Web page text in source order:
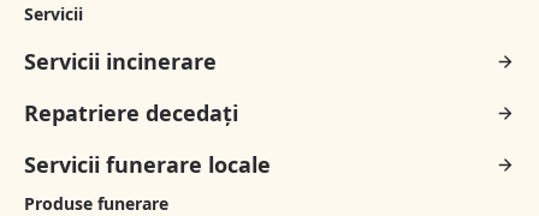
Servicii
Servicii incinerare
Repatriere decedați
Servicii funerare locale
Produse funerare